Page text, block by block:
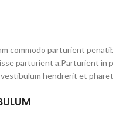
commodo parturient
parturient a.Parturient in
hendrerit et